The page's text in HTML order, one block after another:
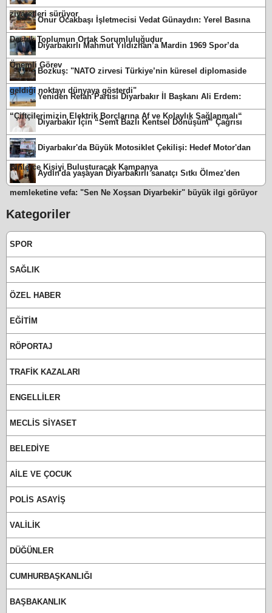
ziyaretleri sürüyor
Onur Ocakbaşı İşletmecisi Vedat Günaydın: Yerel Basına
Destek Toplumun Ortak Sorumluluğudur
Diyarbakırlı Mahmut Yıldızhan’a Mardin 1969 Spor’da
Önemli Görev
Bozkuş: "NATO zirvesi Türkiye’nin küresel diplomaside
geldiği noktayı dünyaya gösterdi"
Yeniden Refah Partisi Diyarbakır İl Başkanı Ali Erdem:
“Çiftçilerimizin Elektrik Borçlarına Af ve Kolaylık Sağlanmalı“
Diyarbakır İçin “Semt Bazlı Kentsel Dönüşüm” Çağrısı
Diyarbakır'da Büyük Motosiklet Çekilişi: Hedef Motor'dan
Binlerce Kişiyi Buluşturacak Kampanya
Aydın'da yaşayan Diyarbakırlı sanatçı Sıtkı Ölmez'den
memleketine vefa: "Sen Ne Xoşsan Diyarbekir" büyük ilgi görüyor
Kategoriler
SPOR
SAĞLIK
ÖZEL HABER
EĞİTİM
RÖPORTAJ
TRAFİK KAZALARI
ENGELLİLER
MECLİS SİYASET
BELEDİYE
AİLE VE ÇOCUK
POLİS ASAYİŞ
VALİLİK
DÜĞÜNLER
CUMHURBAŞKANLIĞI
BAŞBAKANLIK